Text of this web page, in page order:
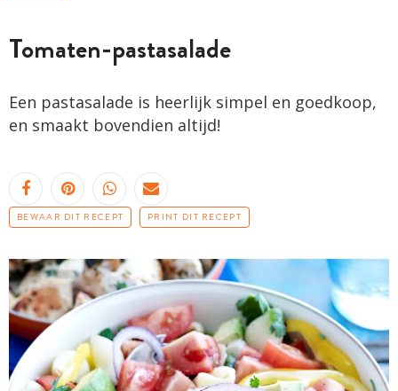
Tomaten-pastasalade
Een pastasalade is heerlijk simpel en goedkoop,
en smaakt bovendien altijd!
BEWAAR DIT RECEPT PRINT DIT RECEPT